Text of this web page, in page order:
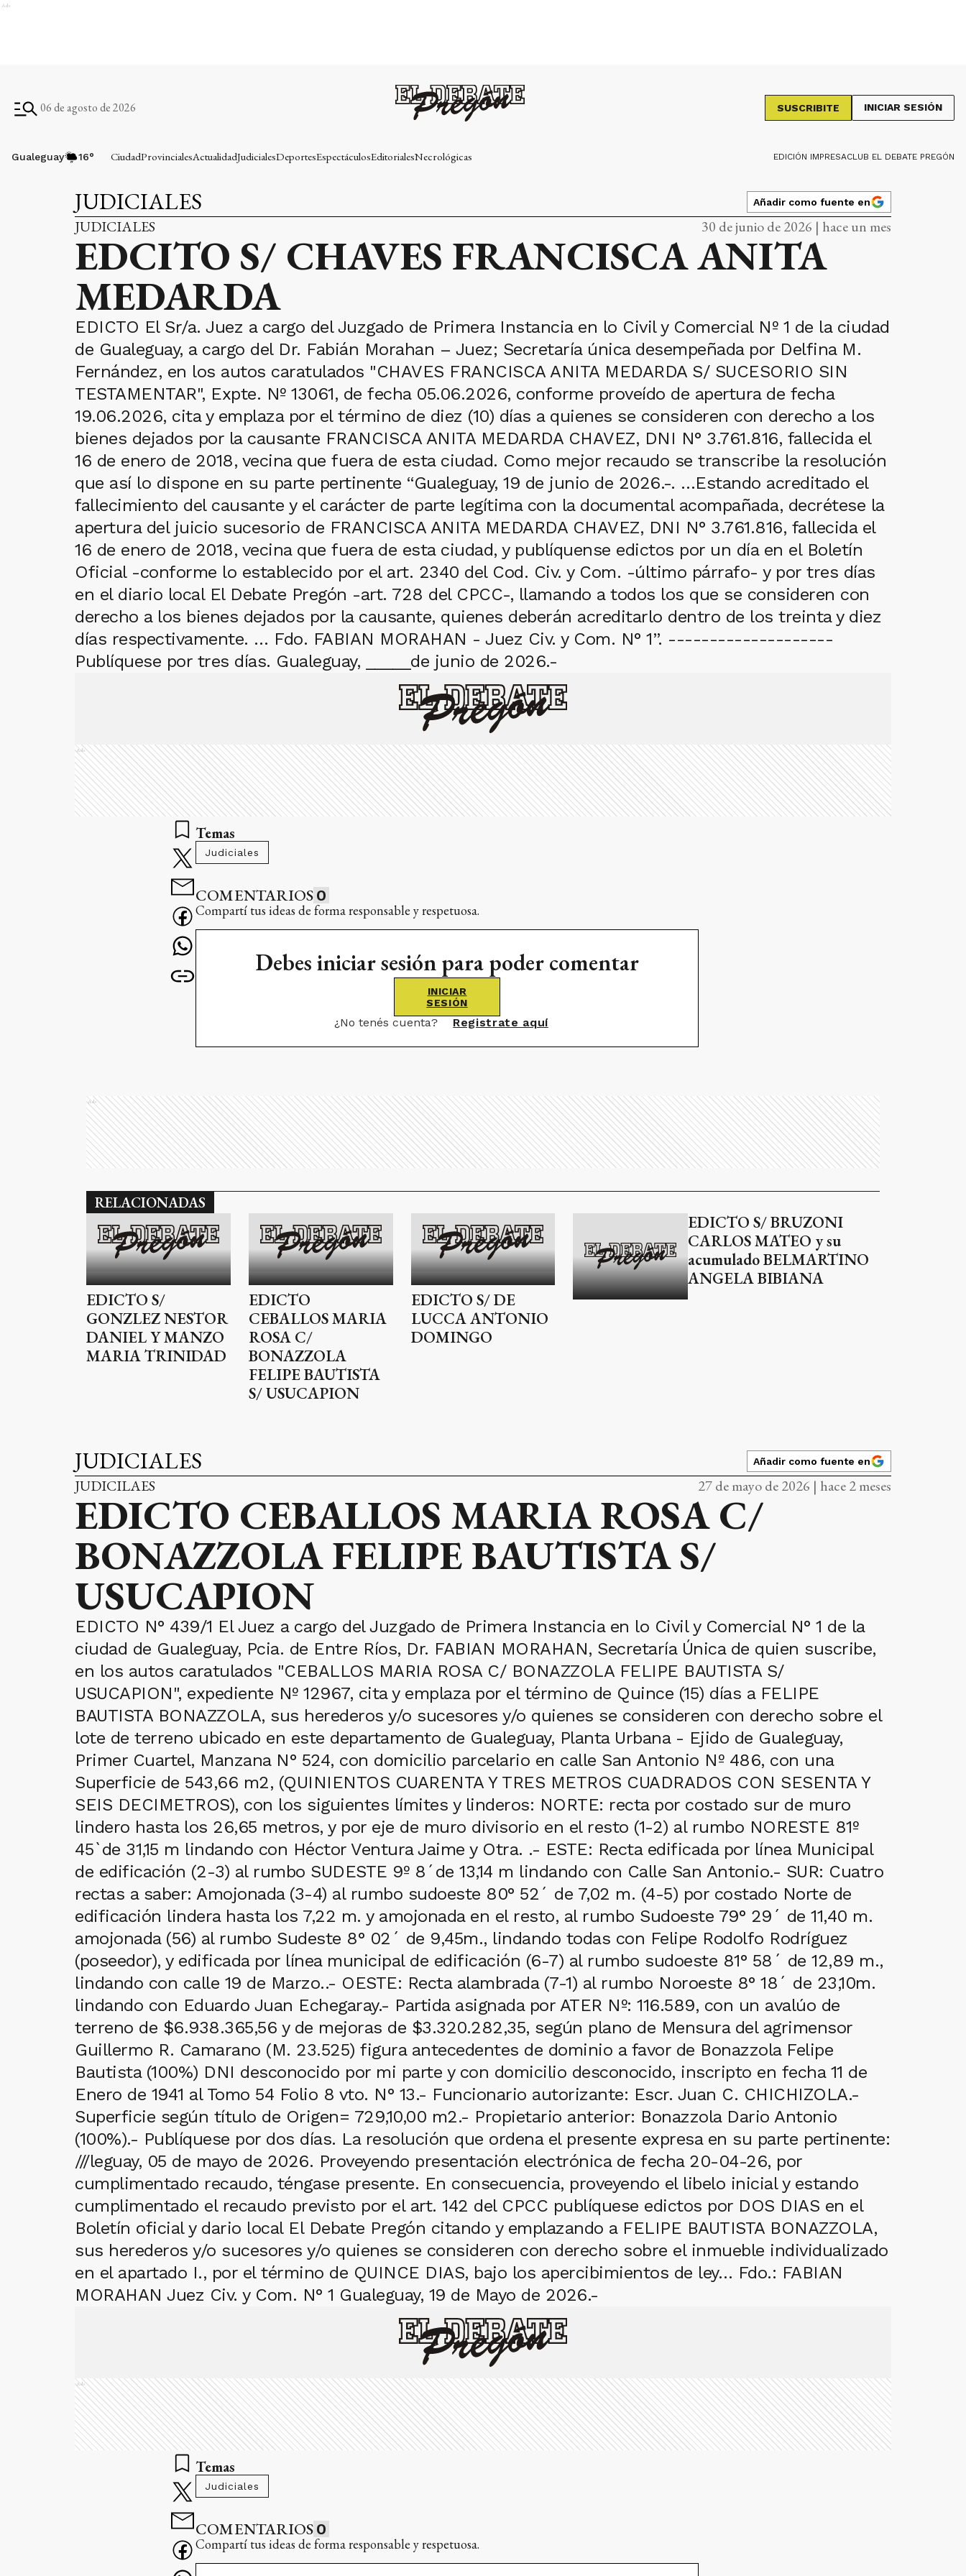
Ads
06 de agosto de 2026 SUSCRIBITE INICIAR SESIÓN
Gualeguay 16° CiudadProvincialesActualidadJudicialesDeportesEspectáculosEditorialesNecrológicas EDICIÓN IMPRESACLUB EL DEBATE PREGÓN
JUDICIALES Añadir como fuente en
JUDICIALES 30 de junio de 2026 | hace un mes
EDCITO S/ CHAVES FRANCISCA ANITA
MEDARDA
EDICTO El Sr/a. Juez a cargo del Juzgado de Primera Instancia en lo Civil y Comercial Nº 1 de la ciudad
de Gualeguay, a cargo del Dr. Fabián Morahan – Juez; Secretaría única desempeñada por Delfina M.
Fernández, en los autos caratulados "CHAVES FRANCISCA ANITA MEDARDA S/ SUCESORIO SIN
TESTAMENTAR", Expte. Nº 13061, de fecha 05.06.2026, conforme proveído de apertura de fecha
19.06.2026, cita y emplaza por el término de diez (10) días a quienes se consideren con derecho a los
bienes dejados por la causante FRANCISCA ANITA MEDARDA CHAVEZ, DNI N° 3.761.816, fallecida el
16 de enero de 2018, vecina que fuera de esta ciudad. Como mejor recaudo se transcribe la resolución
que así lo dispone en su parte pertinente “Gualeguay, 19 de junio de 2026.-. …Estando acreditado el
fallecimiento del causante y el carácter de parte legítima con la documental acompañada, decrétese la
apertura del juicio sucesorio de FRANCISCA ANITA MEDARDA CHAVEZ, DNI N° 3.761.816, fallecida el
16 de enero de 2018, vecina que fuera de esta ciudad, y publíquense edictos por un día en el Boletín
Oficial -conforme lo establecido por el art. 2340 del Cod. Civ. y Com. -último párrafo- y por tres días
en el diario local El Debate Pregón -art. 728 del CPCC-, llamando a todos los que se consideren con
derecho a los bienes dejados por la causante, quienes deberán acreditarlo dentro de los treinta y diez
días respectivamente. … Fdo. FABIAN MORAHAN - Juez Civ. y Com. N° 1”. --------------------
Publíquese por tres días. Gualeguay, _____de junio de 2026.-
Ads
Temas
Judiciales
COMENTARIOS 0
Compartí tus ideas de forma responsable y respetuosa.
Debes iniciar sesión para poder comentar
INICIAR
SESIÓN
¿No tenés cuenta? Registrate aquí
Ads
RELACIONADAS
EDICTO S/
GONZLEZ NESTOR
DANIEL Y MANZO
MARIA TRINIDAD
EDICTO
CEBALLOS MARIA
ROSA C/
BONAZZOLA
FELIPE BAUTISTA
S/ USUCAPION
EDICTO S/ DE
LUCCA ANTONIO
DOMINGO
EDICTO S/ BRUZONI
CARLOS MATEO y su
acumulado BELMARTINO
ANGELA BIBIANA
JUDICIALES Añadir como fuente en
JUDICILAES 27 de mayo de 2026 | hace 2 meses
EDICTO CEBALLOS MARIA ROSA C/
BONAZZOLA FELIPE BAUTISTA S/
USUCAPION
EDICTO N° 439/1 El Juez a cargo del Juzgado de Primera Instancia en lo Civil y Comercial N° 1 de la
ciudad de Gualeguay, Pcia. de Entre Ríos, Dr. FABIAN MORAHAN, Secretaría Única de quien suscribe,
en los autos caratulados "CEBALLOS MARIA ROSA C/ BONAZZOLA FELIPE BAUTISTA S/
USUCAPION", expediente Nº 12967, cita y emplaza por el término de Quince (15) días a FELIPE
BAUTISTA BONAZZOLA, sus herederos y/o sucesores y/o quienes se consideren con derecho sobre el
lote de terreno ubicado en este departamento de Gualeguay, Planta Urbana - Ejido de Gualeguay,
Primer Cuartel, Manzana N° 524, con domicilio parcelario en calle San Antonio Nº 486, con una
Superficie de 543,66 m2, (QUINIENTOS CUARENTA Y TRES METROS CUADRADOS CON SESENTA Y
SEIS DECIMETROS), con los siguientes límites y linderos: NORTE: recta por costado sur de muro
lindero hasta los 26,65 metros, y por eje de muro divisorio en el resto (1-2) al rumbo NORESTE 81º
45`de 31,15 m lindando con Héctor Ventura Jaime y Otra. .- ESTE: Recta edificada por línea Municipal
de edificación (2-3) al rumbo SUDESTE 9º 8´de 13,14 m lindando con Calle San Antonio.- SUR: Cuatro
rectas a saber: Amojonada (3-4) al rumbo sudoeste 80° 52´ de 7,02 m. (4-5) por costado Norte de
edificación lindera hasta los 7,22 m. y amojonada en el resto, al rumbo Sudoeste 79° 29´ de 11,40 m.
amojonada (56) al rumbo Sudeste 8° 02´ de 9,45m., lindando todas con Felipe Rodolfo Rodríguez
(poseedor), y edificada por línea municipal de edificación (6-7) al rumbo sudoeste 81° 58´ de 12,89 m.,
lindando con calle 19 de Marzo..- OESTE: Recta alambrada (7-1) al rumbo Noroeste 8° 18´ de 23,10m.
lindando con Eduardo Juan Echegaray.- Partida asignada por ATER Nº: 116.589, con un avalúo de
terreno de $6.938.365,56 y de mejoras de $3.320.282,35, según plano de Mensura del agrimensor
Guillermo R. Camarano (M. 23.525) figura antecedentes de dominio a favor de Bonazzola Felipe
Bautista (100%) DNI desconocido por mi parte y con domicilio desconocido, inscripto en fecha 11 de
Enero de 1941 al Tomo 54 Folio 8 vto. N° 13.- Funcionario autorizante: Escr. Juan C. CHICHIZOLA.-
Superficie según título de Origen= 729,10,00 m2.- Propietario anterior: Bonazzola Dario Antonio
(100%).- Publíquese por dos días. La resolución que ordena el presente expresa en su parte pertinente:
///leguay, 05 de mayo de 2026. Proveyendo presentación electrónica de fecha 20-04-26, por
cumplimentado recaudo, téngase presente. En consecuencia, proveyendo el libelo inicial y estando
cumplimentado el recaudo previsto por el art. 142 del CPCC publíquese edictos por DOS DIAS en el
Boletín oficial y dario local El Debate Pregón citando y emplazando a FELIPE BAUTISTA BONAZZOLA,
sus herederos y/o sucesores y/o quienes se consideren con derecho sobre el inmueble individualizado
en el apartado I., por el término de QUINCE DIAS, bajo los apercibimientos de ley… Fdo.: FABIAN
MORAHAN Juez Civ. y Com. N° 1 Gualeguay, 19 de Mayo de 2026.-
Ads
Temas
Judiciales
COMENTARIOS 0
Compartí tus ideas de forma responsable y respetuosa.